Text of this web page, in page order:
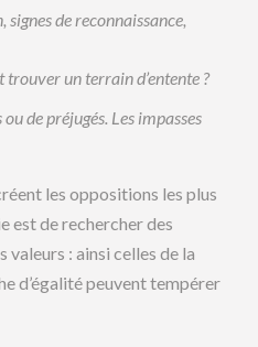
de reconnaissance,
un terrain d’entente ?
de préjugés. Les impasses
les oppositions les plus
est de rechercher des
valeurs : ainsi celles de la
d’égalité peuvent tempérer